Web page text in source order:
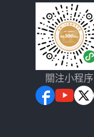
關注小程序